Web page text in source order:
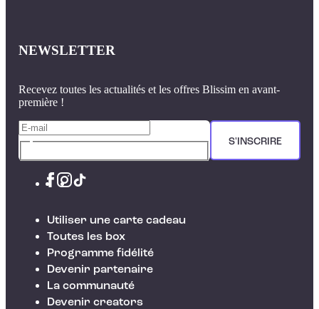
NEWSLETTER
Recevez toutes les actualités et les offres Blissim en avant-
première !
S'INSCRIRE
Utiliser une carte cadeau
Toutes les box
Programme fidélité
Devenir partenaire
La communauté
Devenir creators